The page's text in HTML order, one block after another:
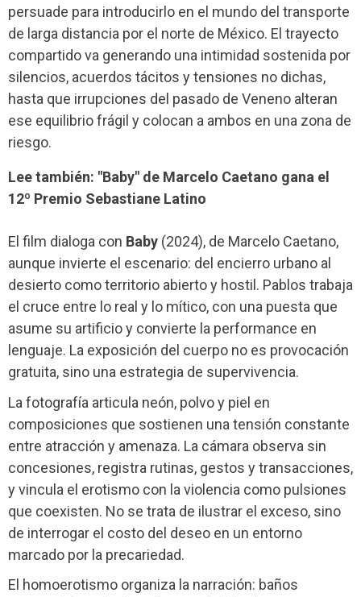
persuade para introducirlo en el mundo del transporte
de larga distancia por el norte de México. El trayecto
compartido va generando una intimidad sostenida por
silencios, acuerdos tácitos y tensiones no dichas,
hasta que irrupciones del pasado de Veneno alteran
ese equilibrio frágil y colocan a ambos en una zona de
riesgo.
Lee también: "Baby" de Marcelo Caetano gana el
12º Premio Sebastiane Latino
El film dialoga con Baby (2024), de Marcelo Caetano,
aunque invierte el escenario: del encierro urbano al
desierto como territorio abierto y hostil. Pablos trabaja
el cruce entre lo real y lo mítico, con una puesta que
asume su artificio y convierte la performance en
lenguaje. La exposición del cuerpo no es provocación
gratuita, sino una estrategia de supervivencia.
La fotografía articula neón, polvo y piel en
composiciones que sostienen una tensión constante
entre atracción y amenaza. La cámara observa sin
concesiones, registra rutinas, gestos y transacciones,
y vincula el erotismo con la violencia como pulsiones
que coexisten. No se trata de ilustrar el exceso, sino
de interrogar el costo del deseo en un entorno
marcado por la precariedad.
El homoerotismo organiza la narración: baños